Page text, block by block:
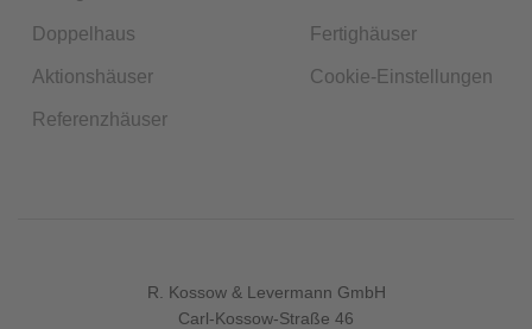
Doppelhaus
Aktionshäuser
Referenzhäuser
Fertighäuser
Cookie-Einstellungen
R. Kossow & Levermann GmbH
Carl-Kossow-Straße 46